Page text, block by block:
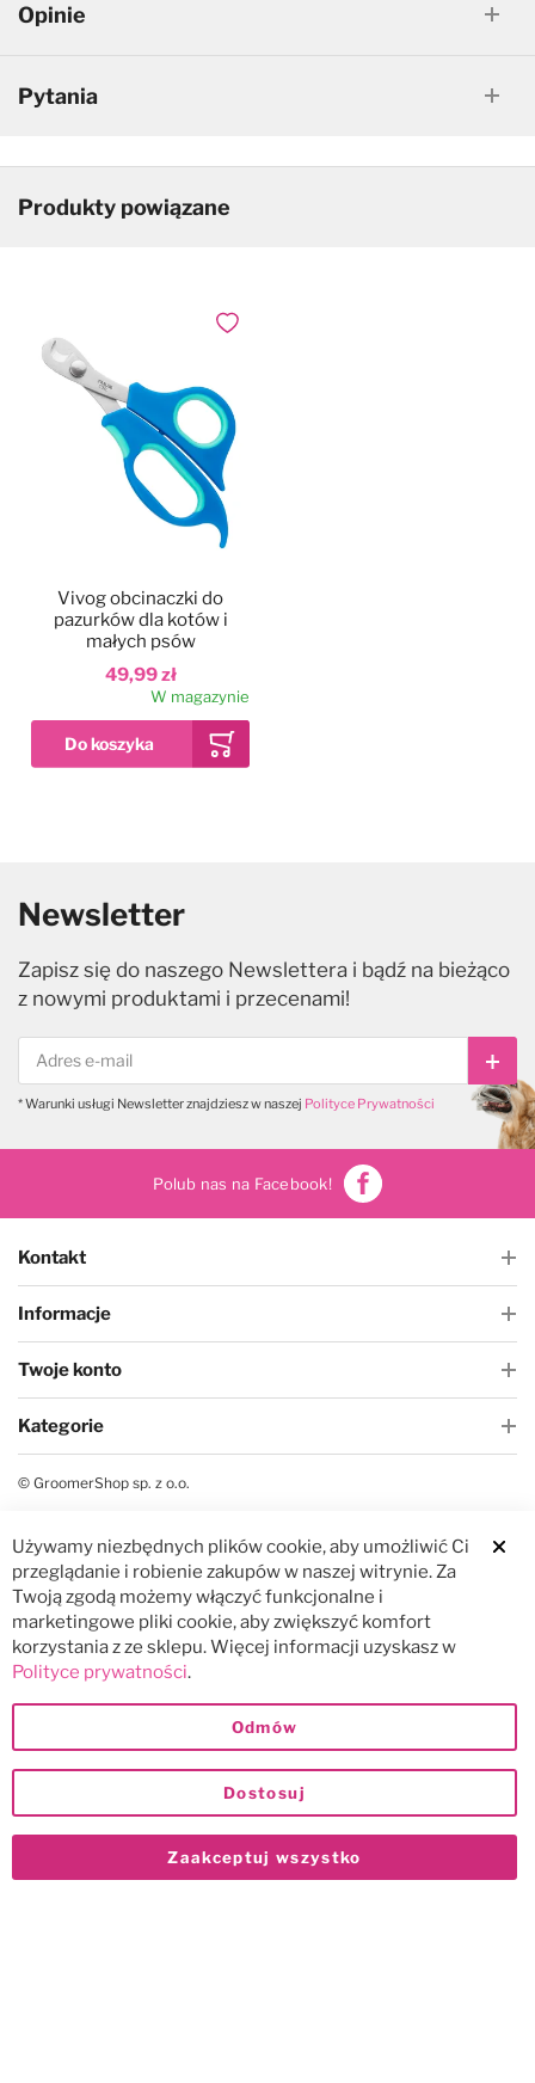
Opinie
Pytania
Produkty powiązane
49,99 zł
Vivog obcinaczki do
pazurków dla kotów i
małych psów
W magazynie
Dodaj do ulubionych
Newsletter
Zapisz się do naszego Newslettera i bądź na bieżąco
z nowymi produktami i przecenami!
* Warunki usługi Newsletter znajdziesz w naszej Polityce Prywatności
Polub nas na Facebook!
Kontakt
Informacje
Twoje konto
Kategorie
© GroomerShop sp. z o.o.
Używamy niezbędnych plików cookie, aby umożliwić Ci
przeglądanie i robienie zakupów w naszej witrynie. Za
Twoją zgodą możemy włączyć funkcjonalne i
marketingowe pliki cookie, aby zwiększyć komfort
korzystania z ze sklepu. Więcej informacji uzyskasz w
Polityce prywatności.
Zaakceptuj wszystko
Dostosuj
Odmów